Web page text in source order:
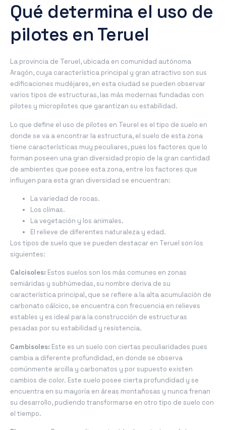
Qué determina el uso de
pilotes en Teruel
La provincia de Teruel, ubicada en comunidad autónoma
Aragón, cuya característica principal y gran atractivo son sus
edificaciones mudéjares, en esta ciudad se pueden observar
varios tipos de estructuras, las más modernas fundadas con
pilotes y micropilotes que garantizan su estabilidad.
Lo que define el uso de pilotes en Teurel es el tipo de suelo en
donde se va a encontrar la estructura, el suelo de esta zona
tiene características muy peculiares, pues los factores que lo
forman poseen una gran diversidad propio de la gran cantidad
de ambientes que posee esta zona, entre los factores que
influyen para esta gran diversidad se encuentran:
La variedad de rocas.
Los climas.
La vegetación y los animales.
El relieve de diferentes naturaleza y edad.
Los tipos de suelo que se pueden destacar en Teruel son los
siguientes:
Calcisoles: Estos suelos son los más comunes en zonas
semiáridas y subhúmedas, su nombre deriva de su
característica principal, que se refiere a la alta acumulación de
carbonato cálcico, se encuentra con frecuencia en relieves
estables y es ideal para la construcción de estructuras
pesadas por su estabilidad y resistencia.
Cambisoles: Este es un suelo con ciertas peculiaridades pues
cambia a diferente profundidad, en donde se observa
comúnmente arcilla y carbonatos y por supuesto existen
cambios de color. Este suelo posee cierta profundidad y se
encuentra en su mayoría en áreas montañosas y nunca frenan
su desarrollo, pudiendo transformarse en otro tipo de suelo con
el tiempo.